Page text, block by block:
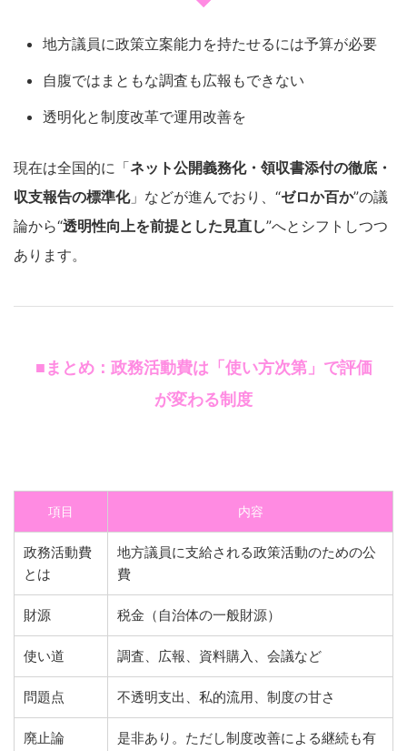
地方議員に政策立案能力を持たせるには予算が必要
自腹ではまともな調査も広報もできない
透明化と制度改革で運用改善を
現在は全国的に「ネット公開義務化・領収書添付の徹底・
収支報告の標準化」などが進んでおり、“ゼロか百か”の議
論から“透明性向上を前提とした見直し”へとシフトしつつ
あります。
■まとめ：政務活動費は「使い方次第」で評価
が変わる制度
項目 内容
政務活動費
とは
地方議員に支給される政策活動のための公
費
財源 税金（自治体の一般財源）
使い道 調査、広報、資料購入、会議など
問題点 不透明支出、私的流用、制度の甘さ
廃止論 是非あり。ただし制度改善による継続も有